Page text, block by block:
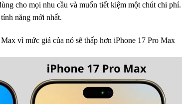
cho mọi nhu cầu và muốn tiết kiệm một chút chi
năng mới nhất.
vì mức giá của nó sẽ thấp hơn iPhone 17 Pro Max